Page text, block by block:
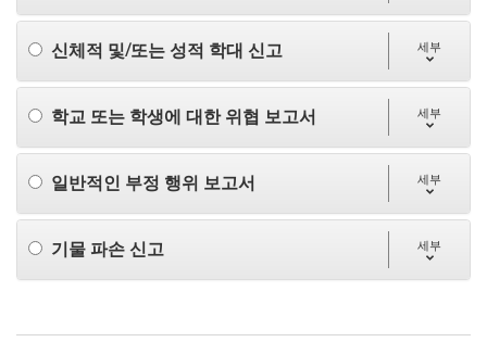
신체적 및/또는 성적 학대 신고 세부
학교 또는 학생에 대한 위협 보고서 세부
일반적인 부정 행위 보고서 세부
기물 파손 신고 세부